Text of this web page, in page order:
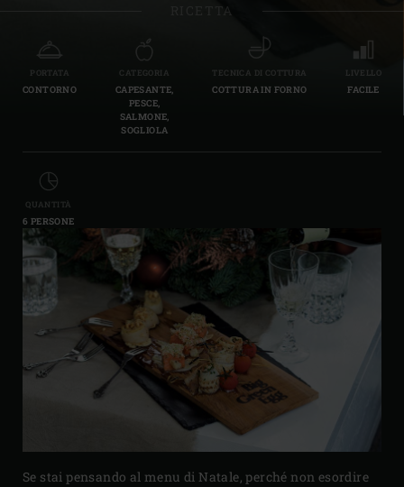
RICETTA
PORTATA
CONTORNO
CATEGORIA
CAPESANTE,
PESCE,
SALMONE,
SOGLIOLA
TECNICA DI COTTURA
COTTURA IN FORNO
LIVELLO
FACILE
QUANTITÀ
6 PERSONE
Se stai pensando al menu di Natale, perché non esordire